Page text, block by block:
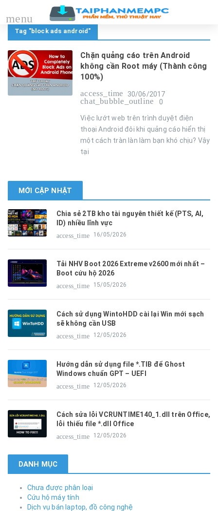
Tag "block ads android"
Chặn quảng cáo trên Android
không cần Root máy (Thành công
100%)
access_time
30/06/2017
chat_bubble_outline 0
Việc lướt web trên trình duyệt điện
thoại Android đôi khi quảng cáo hiển thị
một cách tràn làn làm bạn khó chịu? Vậy
tại
MỚI CẬP NHẬT
Chia sẻ 2TB kho tài nguyên thiết kế (PTS, AI,
ID) nhiều lĩnh vực
access_time
16/05/2026
Tải NHV Boot 2026 Extreme v2600 mới nhất –
Boot cứu hộ 2026
access_time
15/05/2026
Cách sử dụng WintoHDD cài lại Win mới sạch
sẽ không cần USB
access_time
12/05/2026
Hướng dẫn sử dụng file *.TIB để Ghost
Windows chuẩn GPT – UEFI
access_time
12/05/2026
Cách sửa lỗi VCRUNTIME140_1.dll trên Office,
lỗi thiếu file *.dll Office
access_time
12/05/2026
DANH MỤC
Chưa được phân loại
Cứu hộ máy tính
Dịch vụ bán laptop, đồ công nghệ
menu